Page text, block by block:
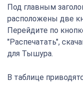
Под главным
расположены две
Перейдите по
"Распечатать",
для Тышура.
В таблице